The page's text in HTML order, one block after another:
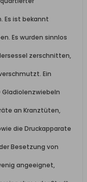
Es ist bekannt
Es wurden sinnlos
zerschnitten,
Ein
an Kranztüten,
die Druckapparate
Besetzung von
angeeignet,